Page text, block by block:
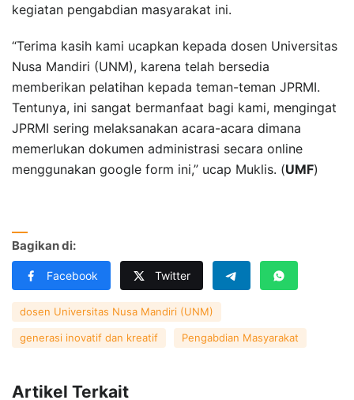
kegiatan pengabdian masyarakat ini.
“Terima kasih kami ucapkan kepada dosen Universitas
Nusa Mandiri (UNM), karena telah bersedia
memberikan pelatihan kepada teman-teman JPRMI.
Tentunya, ini sangat bermanfaat bagi kami, mengingat
JPRMI sering melaksanakan acara-acara dimana
memerlukan dokumen administrasi secara online
menggunakan google form ini,” ucap Muklis. (UMF)
Bagikan di:
Facebook Twitter
dosen Universitas Nusa Mandiri (UNM)
generasi inovatif dan kreatif Pengabdian Masyarakat
Artikel Terkait